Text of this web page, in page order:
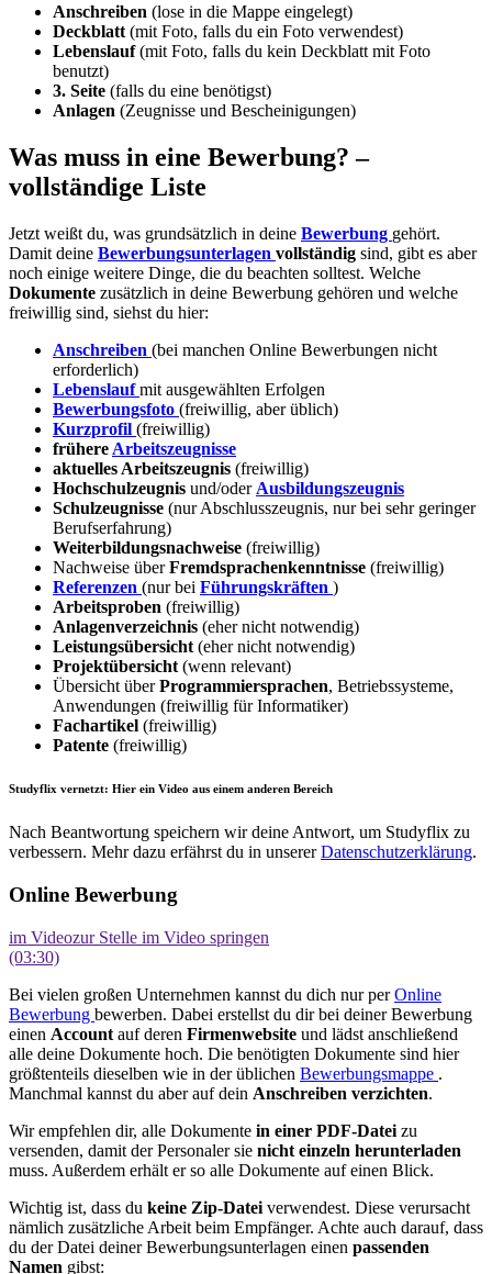
Anschreiben (lose in die Mappe eingelegt)
Deckblatt (mit Foto, falls du ein Foto verwendest)
Lebenslauf(mit Foto, falls du kein Deckblatt mit Foto
benutzt)
3. Seite (falls du eine benötigst)
Anlagen (Zeugnisse und Bescheinigungen)
Was muss in eine Bewerbung? –
vollständige Liste
Jetzt weißt du, was grundsätzlich in deine Bewerbung gehört.
Damit deine Bewerbungsunterlagen vollständig sind, gibt es aber
noch einige weitere Dinge, die du beachten solltest. Welche
Dokumente zusätzlich in deine Bewerbung gehören und welche
freiwillig sind, siehst du hier:
Anschreiben (bei manchen Online Bewerbungen nicht
erforderlich)
Lebenslauf mit ausgewählten Erfolgen
Bewerbungsfoto (freiwillig, aber üblich)
Kurzprofil (freiwillig)
frühere Arbeitszeugnisse
aktuelles Arbeitszeugnis (freiwillig)
Hochschulzeugnis und/oder Ausbildungszeugnis
Schulzeugnisse (nur Abschlusszeugnis, nur bei sehr geringer
Berufserfahrung)
Weiterbildungsnachweise (freiwillig)
Nachweise überFremdsprachenkenntnisse (freiwillig)
Referenzen (nur bei Führungskräften )
Arbeitsproben (freiwillig)
Anlagenverzeichnis (eher nicht notwendig)
Leistungsübersicht (eher nicht notwendig)
Projektübersicht (wenn relevant)
Übersicht überProgrammiersprachen, Betriebssysteme,
Anwendungen (freiwillig für Informatiker)
Fachartikel (freiwillig)
Patente (freiwillig)
Studyflix vernetzt: Hier ein Video aus einem anderen Bereich
Nach Beantwortung speichern wir deine Antwort, um Studyflix zu
verbessern. Mehr dazu erfährst du in unsererDatenschutzerklärung.
Online Bewerbung
im Videozur Stelle im Video springen
(03:30)
Bei vielen großen Unternehmen kannst du dich nur perOnline
Bewerbung bewerben. Dabei erstellst du dir bei deiner Bewerbung
einen Account auf deren Firmenwebsite und lädst anschließend
alle deine Dokumente hoch. Die benötigten Dokumente sind hier
größtenteils dieselben wie in der üblichen Bewerbungsmappe .
Manchmal kannst du aber auf dein Anschreiben verzichten.
Wir empfehlen dir, alle Dokumente in einer PDF-Datei zu
versenden, damit der Personaler sie nicht einzeln herunterladen
muss. Außerdem erhält er so alle Dokumente auf einen Blick.
Wichtig ist, dass du keine Zip-Datei verwendest. Diese verursacht
nämlich zusätzliche Arbeit beim Empfänger. Achte auch darauf, dass
du der Datei deiner Bewerbungsunterlagen einen passenden
Namen gibst: